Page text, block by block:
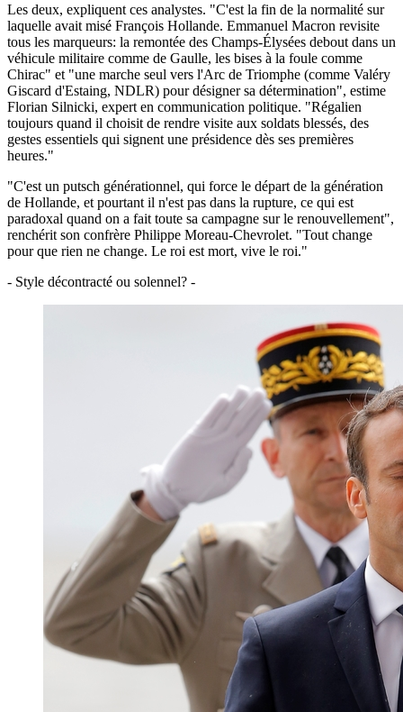
Les deux, expliquent ces analystes. "C'est la fin de la normalité sur
laquelle avait misé François Hollande. Emmanuel Macron revisite
tous les marqueurs: la remontée des Champs-Élysées debout dans un
véhicule militaire comme de Gaulle, les bises à la foule comme
Chirac" et "une marche seul vers l'Arc de Triomphe (comme Valéry
Giscard d'Estaing, NDLR) pour désigner sa détermination", estime
Florian Silnicki, expert en communication politique. "Régalien
toujours quand il choisit de rendre visite aux soldats blessés, des
gestes essentiels qui signent une présidence dès ses premières
heures."
"C'est un putsch générationnel, qui force le départ de la génération
de Hollande, et pourtant il n'est pas dans la rupture, ce qui est
paradoxal quand on a fait toute sa campagne sur le renouvellement",
renchérit son confrère Philippe Moreau-Chevrolet. "Tout change
pour que rien ne change. Le roi est mort, vive le roi."
- Style décontracté ou solennel? -